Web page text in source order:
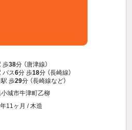
歩38分 （唐津線）
バス6分 歩18分 （長崎線）
歩29分 （長崎線など）
城市牛津町乙柳
11ヶ月 / 木造